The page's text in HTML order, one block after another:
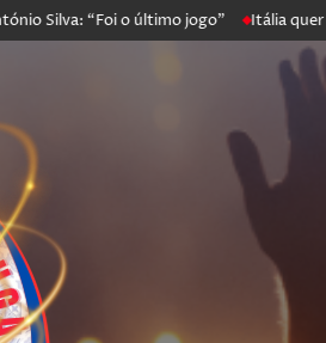
“Foi o último jogo” Itália quer